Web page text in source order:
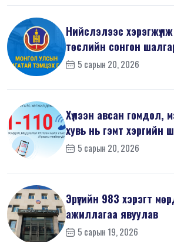
Нийслэлээс
төслийн сонгон
5 сарын 20, 2026
Хүлээн авсан гомдол,
хувь нь гэмт хэргийн
5 сарын 20, 2026
Эрүүгийн 983 хэрэгт
ажиллагаа явуулав
5 сарын 19, 2026